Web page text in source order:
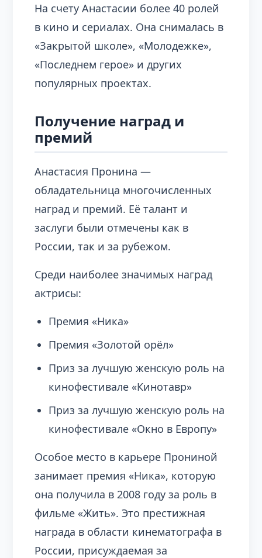
На счету Анастасии более 40 ролей
в кино и сериалах. Она снималась в
«Закрытой школе», «Молодежке»,
«Последнем герое» и других
популярных проектах.
Получение наград и
премий
Анастасия Пронина —
обладательница многочисленных
наград и премий. Её талант и
заслуги были отмечены как в
России, так и за рубежом.
Среди наиболее значимых наград
актрисы:
Премия «Ника»
Премия «Золотой орёл»
Приз за лучшую женскую роль на
кинофестивале «Кинотавр»
Приз за лучшую женскую роль на
кинофестивале «Окно в Европу»
Особое место в карьере Прониной
занимает премия «Ника», которую
она получила в 2008 году за роль в
фильме «Жить». Это престижная
награда в области кинематографа в
России, присуждаемая за